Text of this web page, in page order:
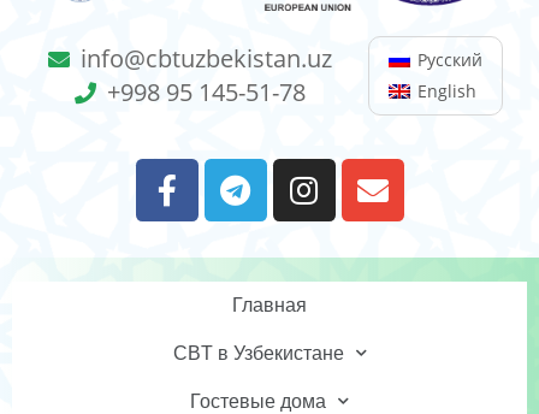
info@cbtuzbekistan.uz
+998 95 145-51-78
Русский
English
Главная
CBT в Узбекистане
Гостевые дома